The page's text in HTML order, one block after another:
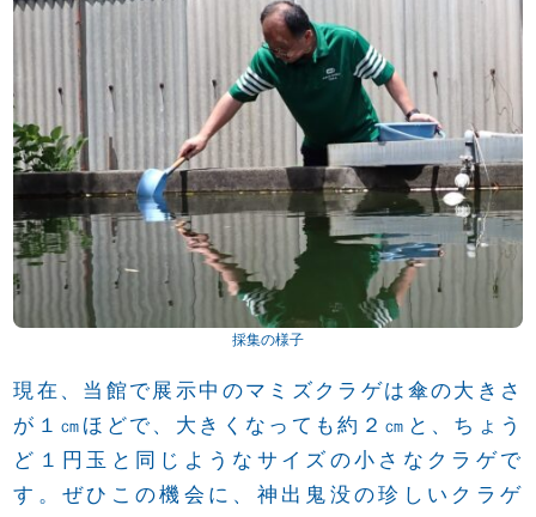
採集の様子
現在、当館で展示中のマミズクラゲは傘の大きさ
が１㎝ほどで、大きくなっても約２㎝と、ちょう
ど１円玉と同じようなサイズの小さなクラゲで
す。ぜひこの機会に、神出鬼没の珍しいクラゲ